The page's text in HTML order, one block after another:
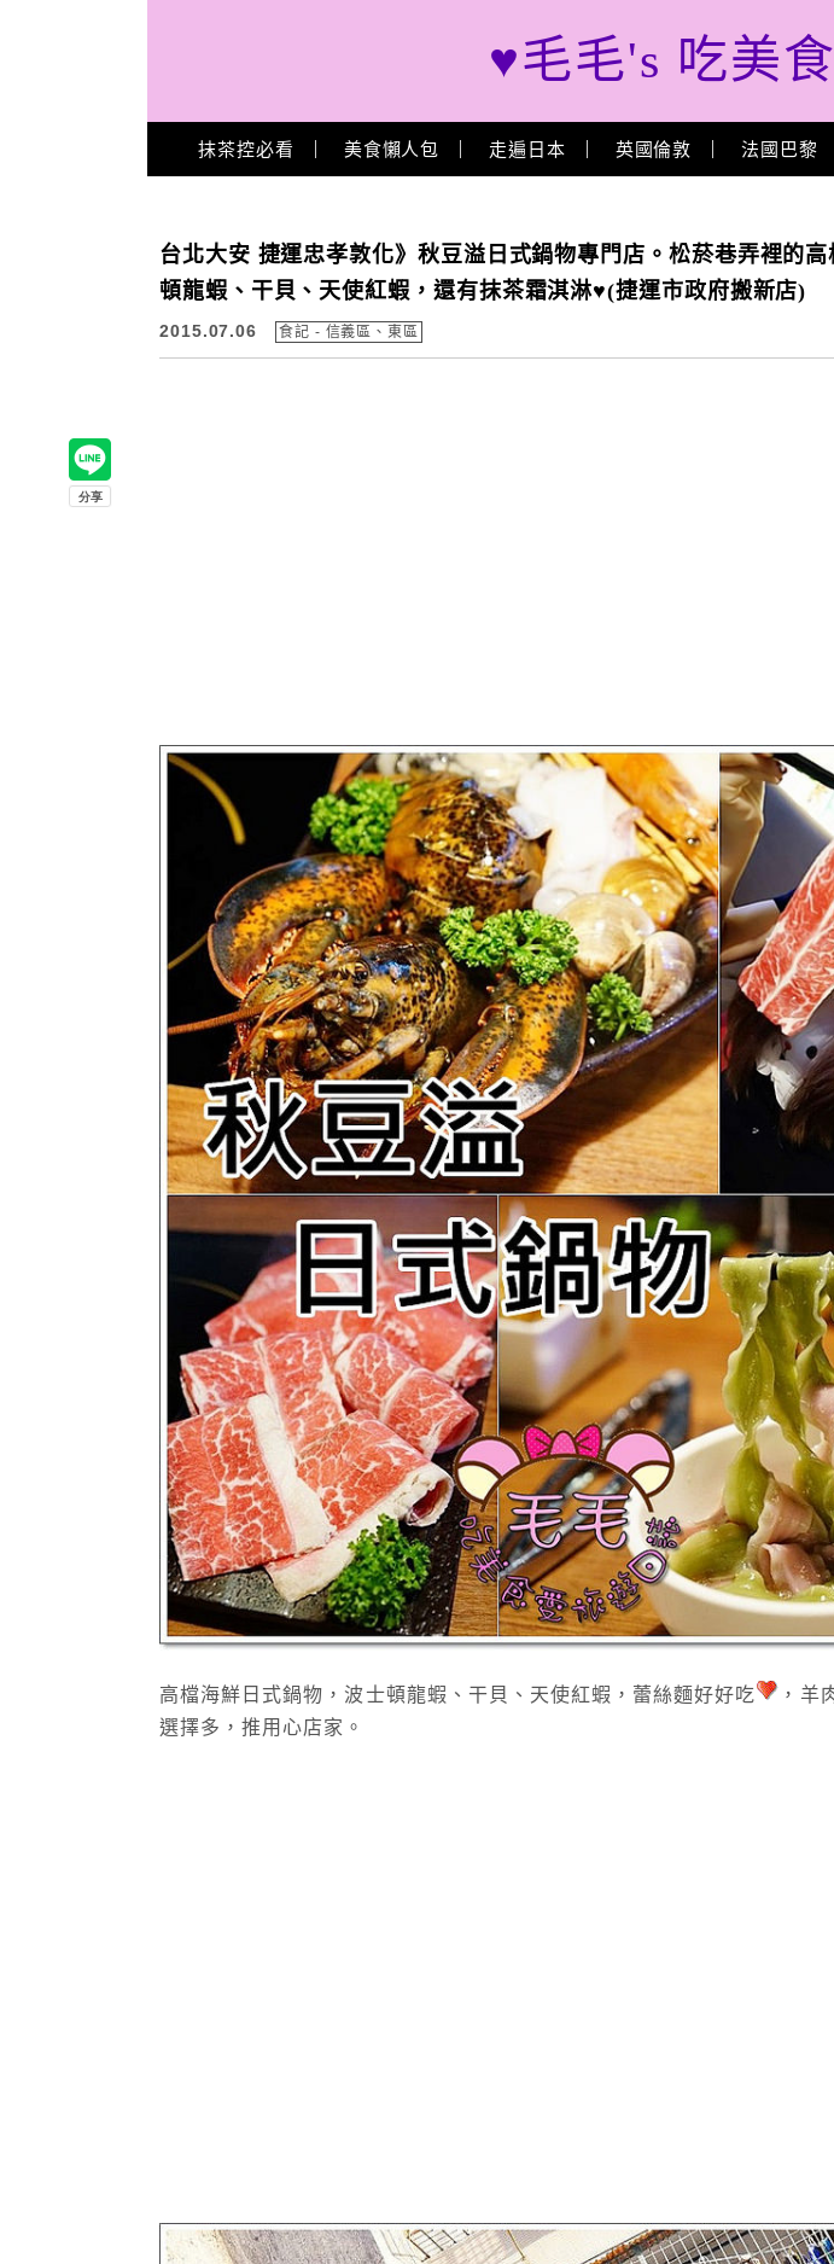
♥毛毛's 吃美
Main Menu
抹茶控必看 美食懶人包 走遍日本 英國倫敦 法國巴黎
台北大安 捷運忠孝敦化》秋豆溢日式鍋物專門店。松菸巷弄裡的
頓龍蝦、干貝、天使紅蝦，還有抹茶霜淇淋♥(捷運市政府搬新店)
2015.07.06 食記 - 信義區、東區
高檔海鮮日式鍋物，波士頓龍蝦、干貝、天使紅蝦，蕾絲麵好好吃
，羊
選擇多，推用心店家。